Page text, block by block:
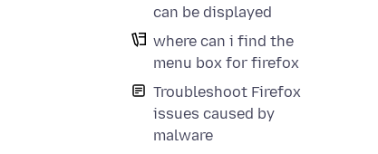
can be displayed
where can i find the
menu box for firefox
Troubleshoot Firefox
issues caused by
malware